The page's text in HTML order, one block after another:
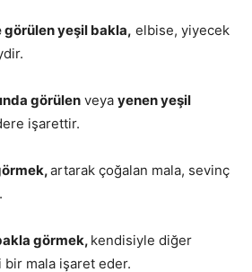
görülen yeşil bakla, elbise, yiyecek
görülen veya yenen yeşil
işarettir.
artarak çoğalan mala, sevinç
görmek, kendisiyle diğer
bir mala işaret eder.